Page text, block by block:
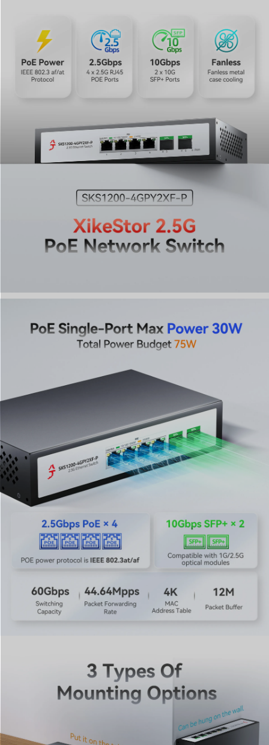
2. Connectivité 2,5G et 10G SFP+ de nouvelle
génération pour une vitesse ultime
Découvrez une transmission de données ultra-rapide
avec quatre ports RJ45 2,5G et deux ports de liaison
montante SFP+ 10G. Spécialement conçu pour les
PoE 2,5G est la solution idéale pour les configurations
modernes où la bande passante est critique. Qu'il
s'agisse de transferts de fichiers massifs ou de liaisons
montantes haute vitesse, il garantit que votre réseau
reste sans goulot d'étranglement.
3. Budget total polyvalent de 75W pour les appareils
haute puissance
Profitez d'options d'alimentation flexibles avec un
gamme d'applications à large bande passante, y
jeu et les serveurs 2,5G. C'est le choix parfait pour les
utilisateurs qui privilégient une gestion efficace de
l'énergie sans sacrifier les performances de leurs
adaptateurs PCIe 2,5G ou de leurs équipements réseau
professionnels.
4. Conception métallique robuste avec dissipation
thermique sans ventilateur
Conçu pour la fiabilité, ce commutateur réseau PoE 2,5
Gb dispose d'un boîtier métallique compact et ultra-
résistant qui améliore considérablement la dissipation de
la chaleur. Sa construction robuste et sa conception
sans ventilateur assurent un fonctionnement silencieux,
stable et une grande longévité. Il est conçu pour
performer dans des environnements exigeants où une
disponibilité constante et un refroidissement silencieux
sont des exigences cruciales.
5. Déploiement flexible avec montage sur bureau et
spécifique, qu'il soit placé sur un bureau pour un accès
facile ou fixé au mur pour gagner de l'espace. Sa
conception non manageable et flexible en fait un
composant polyvalent pour divers déploiements réseau,
du bureau à domicile aux baies industrielles.